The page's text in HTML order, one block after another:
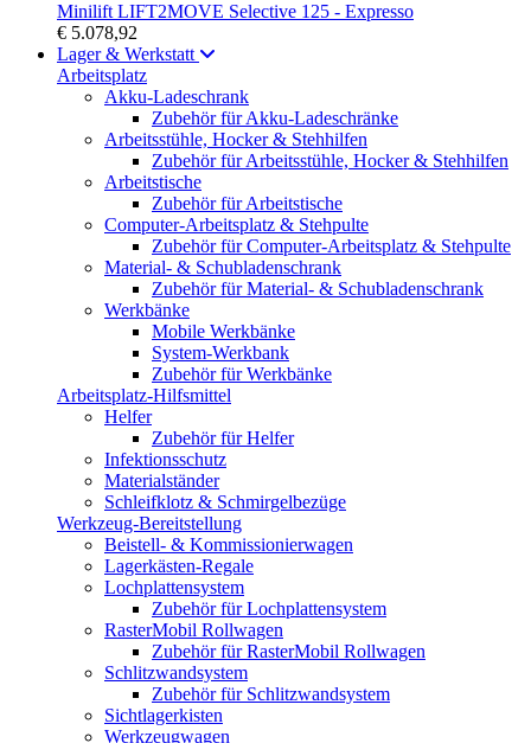
Minilift LIFT2MOVE Selective 125 - Expresso
€ 5.078,92
Lager & Werkstatt
Arbeitsplatz
Akku-Ladeschrank
Zubehör für Akku-Ladeschränke
Arbeitsstühle, Hocker & Stehhilfen
Zubehör für Arbeitsstühle, Hocker & Stehhilfen
Arbeitstische
Zubehör für Arbeitstische
Computer-Arbeitsplatz & Stehpulte
Zubehör für Computer-Arbeitsplatz & Stehpulte
Material- & Schubladenschrank
Zubehör für Material- & Schubladenschrank
Werkbänke
Mobile Werkbänke
System-Werkbank
Zubehör für Werkbänke
Arbeitsplatz-Hilfsmittel
Helfer
Zubehör für Helfer
Infektionsschutz
Materialständer
Schleifklotz & Schmirgelbezüge
Werkzeug-Bereitstellung
Beistell- & Kommissionierwagen
Lagerkästen-Regale
Lochplattensystem
Zubehör für Lochplattensystem
RasterMobil Rollwagen
Zubehör für RasterMobil Rollwagen
Schlitzwandsystem
Zubehör für Schlitzwandsystem
Sichtlagerkisten
Werkzeugwagen